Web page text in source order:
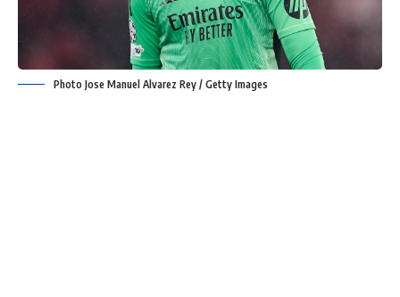
Photo Jose Manuel Alvarez Rey / Getty Images